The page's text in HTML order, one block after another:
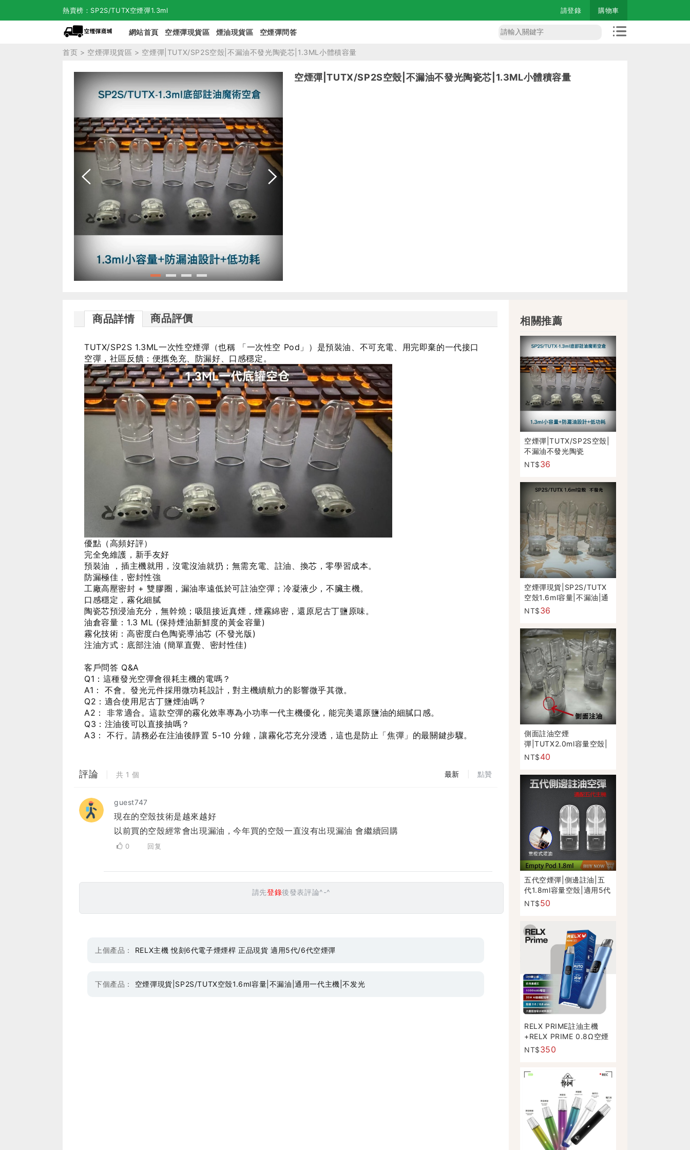
熱賣榜：SP2S/TUTX空煙彈1.3ml 請登錄 購物車
網站首頁 空煙彈現貨區 煙油現貨區 空煙彈問答
首页 > 空煙彈現貨區 > 空煙彈|TUTX/SP2S空殼|不漏油不發光陶瓷芯|1.3ML小體積容量
空煙彈|TUTX/SP2S空殼|不漏油不發光陶瓷芯|1.3ML小體積容量
商品詳情 商品評價
TUTX/SP2S 1.3ML一次性空煙彈（也稱 「一次性空 Pod」）是預裝油、不可充電、用完即棄的一代接口
空彈，社區反饋：便攜免充、防漏好、口感穩定。
優點（高頻好評）
完全免維護，新手友好
預裝油 ，插主機就用，沒電沒油就扔；無需充電、註油、換芯，零學習成本。
防漏極佳，密封性強
工廠高壓密封 + 雙膠圈，漏油率遠低於可註油空彈；冷凝液少，不臟主機。
口感穩定，霧化細膩
陶瓷芯預浸油充分，無幹燒；吸阻接近真煙，煙霧綿密，還原尼古丁鹽原味。
油倉容量：1.3 ML (保持煙油新鮮度的黃金容量)
霧化技術：高密度白色陶瓷導油芯 (不發光版)
注油方式：底部注油 (簡單直覺、密封性佳)
客戶問答 Q&A
Q1：這種發光空彈會很耗主機的電嗎？
A1： 不會。發光元件採用微功耗設計，對主機續航力的影響微乎其微。
Q2：適合使用尼古丁鹽煙油嗎？
A2： 非常適合。這款空彈的霧化效率專為小功率一代主機優化，能完美還原鹽油的細膩口感。
Q3：注油後可以直接抽嗎？
A3： 不行。請務必在注油後靜置 5-10 分鐘，讓霧化芯充分浸透，這也是防止「焦彈」的最關鍵步驟。
評論 共 1 個 最新 點贊
guest747
現在的空殼技術是越來越好
以前買的空殼經常會出現漏油，今年買的空殼一直沒有出現漏油 會繼續回購
0 回复
請先登錄後發表評論^-^
上個產品： RELX主機 悅刻6代電子煙煙桿 正品現貨 適用5代/6代空煙彈
下個產品： 空煙彈現貨|SP2S/TUTX空殼1.6ml容量|不漏油|通用一代主機|不发光
相關推薦
空煙彈|TUTX/SP2S空殼|
不漏油不發光陶瓷
芯|1.3ML小體積容量
NT$36
空煙彈現貨|SP2S/TUTX
空殼1.6ml容量|不漏油|通
用一代主機|不发光
NT$36
側面註油空煙
彈|TUTX2.0ml容量空殼|
白座不漏油|適用一代主機
NT$40
五代空煙彈|側邊註油|五
代1.8ml容量空殼|適用5代
6代主機
NT$50
RELX PRIME註油主機
+RELX PRIME 0.8Ω空煙
彈 35W極速輸出
NT$350